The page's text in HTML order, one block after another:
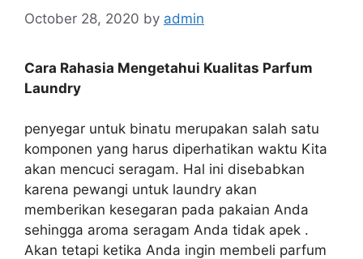
October 28, 2020 by admin
Cara Rahasia Mengetahui Kualitas Parfum
Laundry
penyegar untuk binatu merupakan salah satu
komponen yang harus diperhatikan waktu Kita
akan mencuci seragam. Hal ini disebabkan
karena pewangi untuk laundry akan
memberikan kesegaran pada pakaian Anda
sehingga aroma seragam Anda tidak apek .
Akan tetapi ketika Anda ingin membeli parfum